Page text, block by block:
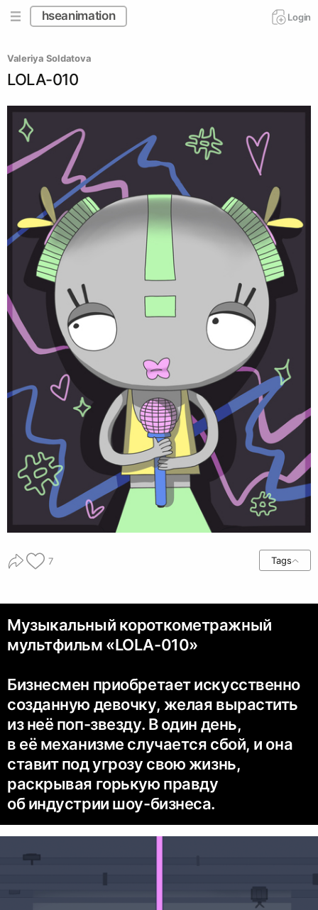
hseanimation Login
Valeriya Soldatova
LOLA-010
7 Tags
Музыкальный короткометражный
мультфильм «LOLA-010»
Бизнесмен приобретает искусственно
созданную девочку, желая вырастить
из неё поп-звезду. В один день,
в её механизме случается сбой, и она
ставит под угрозу свою жизнь,
раскрывая горькую правду
об индустрии шоу-бизнеса.